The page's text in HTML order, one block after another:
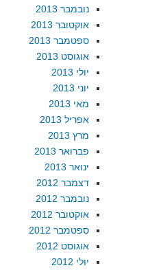
נובמבר 2013
אוקטובר 2013
ספטמבר 2013
אוגוסט 2013
יולי 2013
יוני 2013
מאי 2013
אפריל 2013
מרץ 2013
פברואר 2013
ינואר 2013
דצמבר 2012
נובמבר 2012
אוקטובר 2012
ספטמבר 2012
אוגוסט 2012
יולי 2012